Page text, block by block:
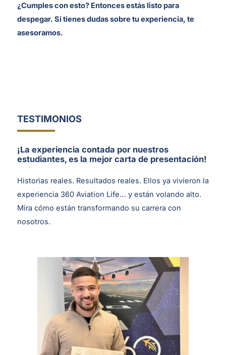
¿Cumples con esto? Entonces estás listo para
despegar. Si tienes dudas sobre tu experiencia, te
asesoramos.
TESTIMONIOS
¡La experiencia contada por nuestros
estudiantes, es la mejor carta de presentación!
Historias reales. Resultados reales. Ellos ya vivieron la
experiencia 360 Aviation Life… y están volando alto.
Mira cómo están transformando su carrera con
nosotros.